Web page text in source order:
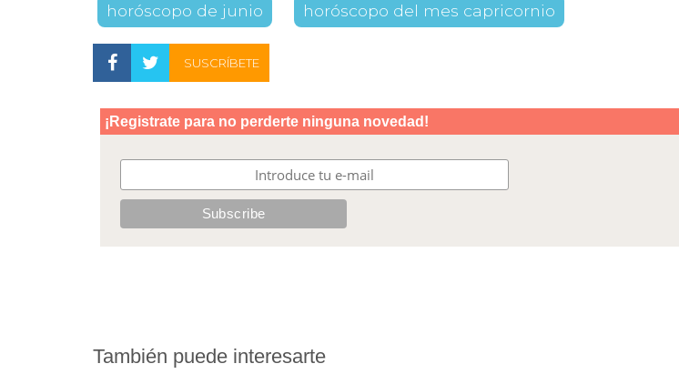
horóscopo de junio horóscopo del mes capricornio
SUSCRÍBETE
También puede interesarte